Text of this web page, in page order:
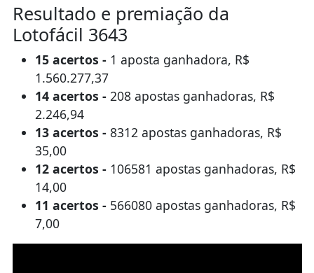
Resultado e premiação da
Lotofácil 3643
15 acertos - 1 aposta ganhadora, R$
1.560.277,37
14 acertos -208 apostas ganhadoras, R$
2.246,94
13 acertos -8312 apostas ganhadoras, R$
35,00
12 acertos -106581 apostas ganhadoras, R$
14,00
11 acertos -566080 apostas ganhadoras, R$
7,00